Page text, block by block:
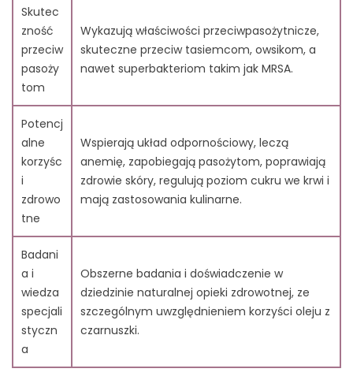
12.5. 5. Jak olej z czarnuszki wspiera układ
odpornościowy?
12.6. 6. Czy olej z czarnuszki jest skuteczny dla zdrowia
skóry?
12.7. 7. Czy olej z czarnuszki może regulować poziom
cukru we krwi?
12.8. 8. Jakie są kulinarne zastosowania oleju z
czarnuszki?
12.9. 9. Jakie badania potwierdzają korzyści oleju z
czarnuszki?
12.10. 10. Jakie są ogólne korzyści zdrowotne oleju z
czarnuszki?
Skutec
zność
przeciw
pasoży
tom
Wykazują właściwości przeciwpasożytnicze,
skuteczne przeciw tasiemcom, owsikom, a
nawet superbakteriom takim jak MRSA.
Potencj
alne
korzyśc
i
zdrowo
tne
Wspierają układ odpornościowy, leczą
anemię, zapobiegają pasożytom, poprawiają
zdrowie skóry, regulują poziom cukru we krwi i
mają zastosowania kulinarne.
Badani
a i
wiedza
specjali
styczn
a
Obszerne badania i doświadczenie w
dziedzinie naturalnej opieki zdrowotnej, ze
szczególnym uwzględnieniem korzyści oleju z
czarnuszki.